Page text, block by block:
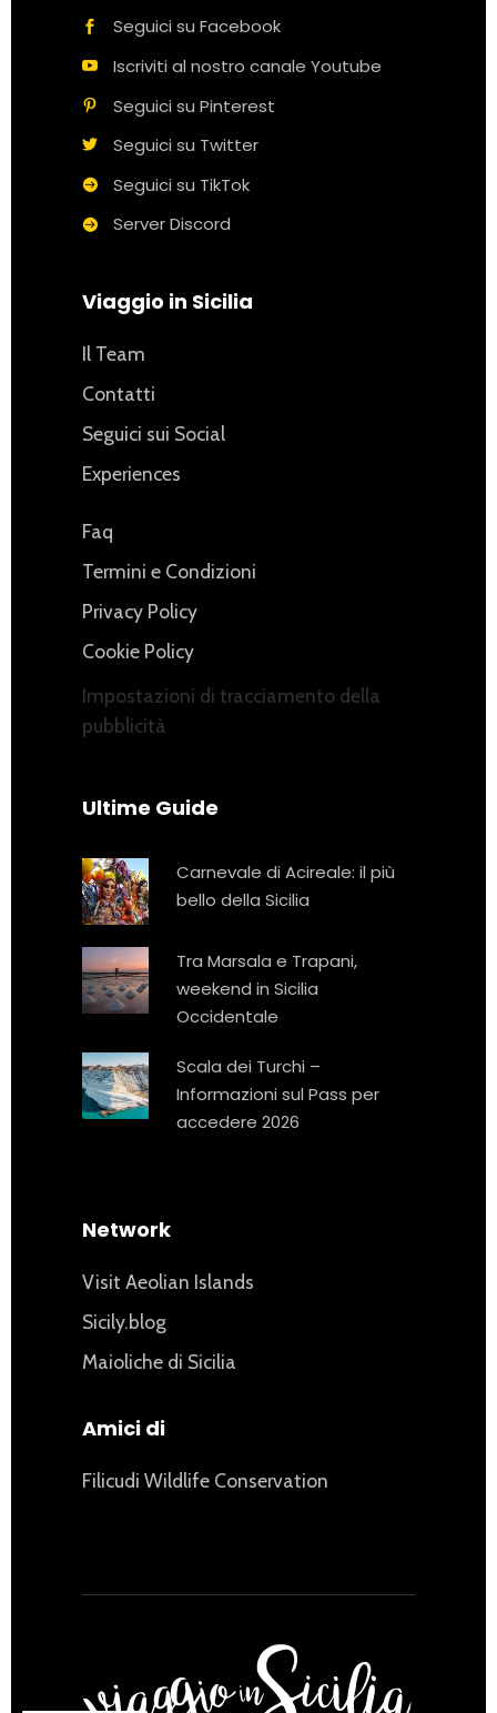
Seguici su Facebook
Iscriviti al nostro canale Youtube
Seguici su Pinterest
Seguici su Twitter
Seguici su TikTok
Server Discord
Viaggio in Sicilia
Il Team
Contatti
Seguici sui Social
Experiences
Faq
Termini e Condizioni
Privacy Policy
Cookie Policy
Impostazioni di tracciamento della
pubblicità
Ultime Guide
Carnevale di Acireale: il più
bello della Sicilia
Tra Marsala e Trapani,
weekend in Sicilia
Occidentale
Scala dei Turchi –
Informazioni sul Pass per
accedere 2026
Network
Visit Aeolian Islands
Sicily.blog
Maioliche di Sicilia
Amici di
Filicudi Wildlife Conservation